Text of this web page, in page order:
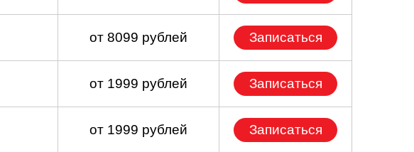
от 8099 рублей Записаться
от 1999 рублей Записаться
от 1999 рублей Записаться